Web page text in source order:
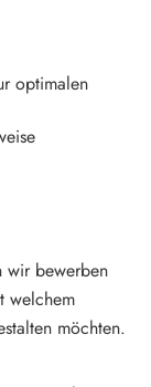
optimalen
wir bewerben
welchem
möchten.